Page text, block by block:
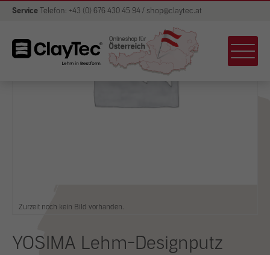
Service Telefon: +43 (0) 676 430 45 94 / shop@claytec.at
Zurzeit noch kein Bild vorhanden.
YOSIMA Lehm-Designputz